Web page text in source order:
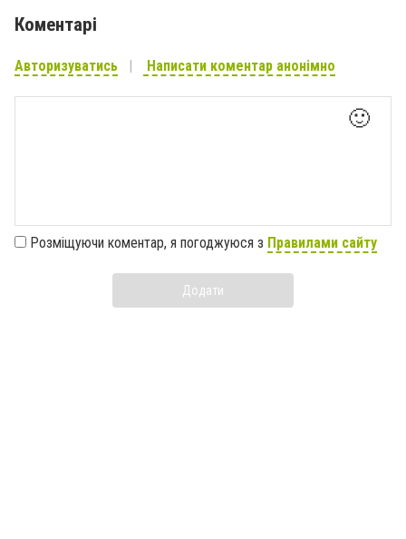
Коментарі
Авторизуватись Написати коментар анонімно
🙂
Розміщуючи коментар, я погоджуюся з Правилами сайту
Додати